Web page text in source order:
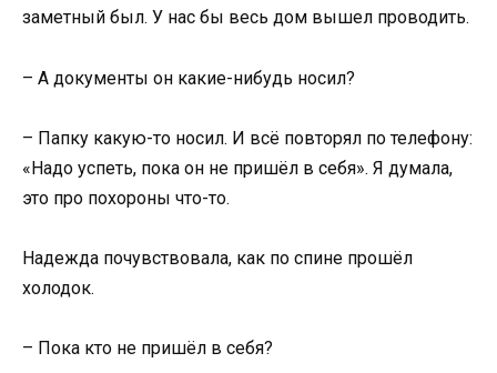
заметный был. У нас бы весь дом вышел проводить.
– А документы он какие-нибудь носил?
– Папку какую-то носил. И всё повторял по телефону:
«Надо успеть, пока он не пришёл в себя». Я думала,
это про похороны что-то.
Надежда почувствовала, как по спине прошёл
холодок.
– Пока кто не пришёл в себя?